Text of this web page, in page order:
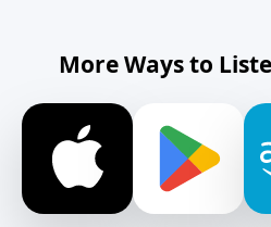
More Ways to